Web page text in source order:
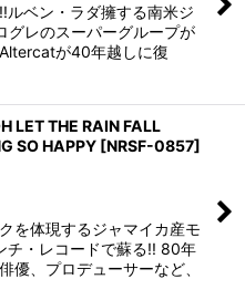
ルベン・ラダ擁する南米ジ
グレのスーパーグループが
が40年越しに復
LET THE RAIN FALL
SO HAPPY [NRSF-0857]
を体現するジャマイカ産モ
チ・レコードで蘇る!! 80年
優、プロデューサーなど、